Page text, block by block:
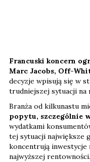
Francuski koncern
Marc Jacobs, Off-
decyzje wpisują się w
trudniejszej sytuacji na
Branża od kilkunastu
popytu, szczególnie
wydatkami
tej sytuacji największe
koncentrują inwestycje
najwyższej rentowności.